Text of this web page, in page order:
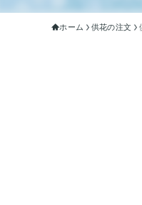
ホーム 供花の注文